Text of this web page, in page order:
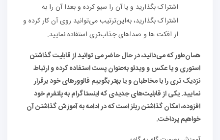
اشتراک بگذارید و یا آن را سیو کرده و بعدا آن را به
اشتراک بگذارید، به‌این‌ترتیب می‌توانید روی آن کار کرده و
از افکت‌ ها و صداهای جذاب‌تری استفاده نمایید.
همان‌طور که می‌دانید، در حال حاضر می‌ توانید از قابلیت گذاشتن
استوری و یا عکس و ویدئو به‌عنوان پست استفاده کرده و ارتباط
نزدیک‌ تری را با مخاطبان و یا بهتر بگوییم فالوورهای خود برقرار
نمایید. یکی از قابلیت‌های جدیدی که اینستاگرام به پلتفرم خود
افزوده، امکان گذاشتن ریلز است که در ادامه به آموزش گذاشتن آن
خواهیم پرداخت.